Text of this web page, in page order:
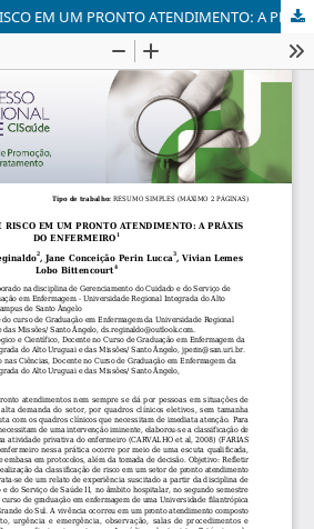
CLASSIFICAÇÃO DE RISCO EM UM PRONTO ATENDIMENTO: A PRÁXIS DO ENFERMEIRO